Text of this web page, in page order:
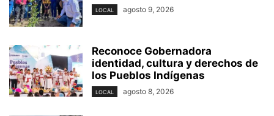
LOCAL agosto 9, 2026
Reconoce Gobernadora
identidad, cultura y derechos de
los Pueblos Indígenas
LOCAL agosto 8, 2026